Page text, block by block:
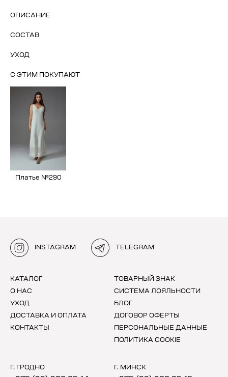
ОПИСАНИЕ
СОСТАВ
УХОД
С ЭТИМ ПОКУПАЮТ
Платье №290
INSTAGRAM TELEGRAM
КАТАЛОГ
О НАС
УХОД
ДОСТАВКА И ОПЛАТА
КОНТАКТЫ
ТОВАРНЫЙ ЗНАК
СИСТЕМА ЛОЯЛЬНОСТИ
БЛОГ
ДОГОВОР ОФЕРТЫ
ПЕРСОНАЛЬНЫЕ ДАННЫЕ
ПОЛИТИКА COOKIE
Г. ГРОДНО Г. МИНСК